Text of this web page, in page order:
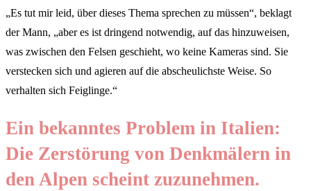
„Es tut mir leid, über dieses Thema sprechen zu müssen“, beklagt
der Mann, „aber es ist dringend notwendig, auf das hinzuweisen,
was zwischen den Felsen geschieht, wo keine Kameras sind. Sie
verstecken sich und agieren auf die abscheulichste Weise. So
verhalten sich Feiglinge.“
Ein bekanntes Problem in Italien:
Die Zerstörung von Denkmälern in
den Alpen scheint zuzunehmen.